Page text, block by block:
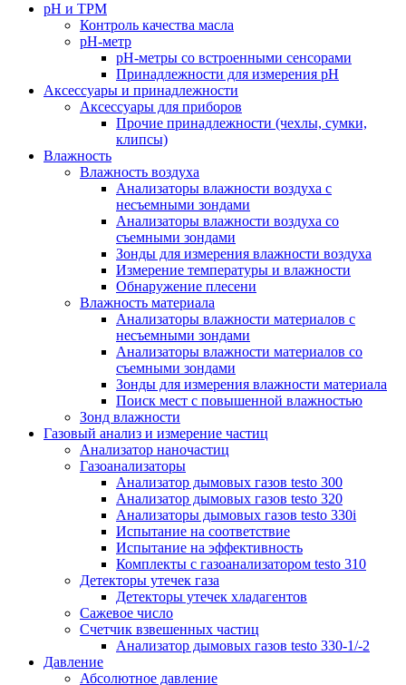
pH и TPM
Контроль качества масла
рН-метр
pH-метры со встроенными сенсорами
Принадлежности для измерения pH
Аксессуары и принадлежности
Аксесcуары для приборов
Прочие принадлежности (чехлы, сумки,
клипсы)
Влажность
Влажность воздуха
Анализаторы влажности воздуха с
несъемными зондами
Анализаторы влажности воздуха со
съемными зондами
Зонды для измерения влажности воздуха
Измерение температуры и влажности
Обнаружение плесени
Влажность материала
Анализаторы влажности материалов с
несъемными зондами
Анализаторы влажности материалов со
съемными зондами
Зонды для измерения влажности материала
Поиск мест с повышенной влажностью
Зонд влажности
Газовый анализ и измерение частиц
Анализатор наночастиц
Газоанализаторы
Анализатор дымовых газов testo 300
Анализатор дымовых газов testo 320
Анализаторы дымовых газов testo 330i
Испытание на соответствие
Испытание на эффективность
Комплекты с газоанализатором testo 310
Детекторы утечек газа
Детекторы утечек хладагентов
Сажевое число
Счетчик взвешенных частиц
Анализатор дымовых газов testo 330-1/-2
Давление
Абсолютное давление